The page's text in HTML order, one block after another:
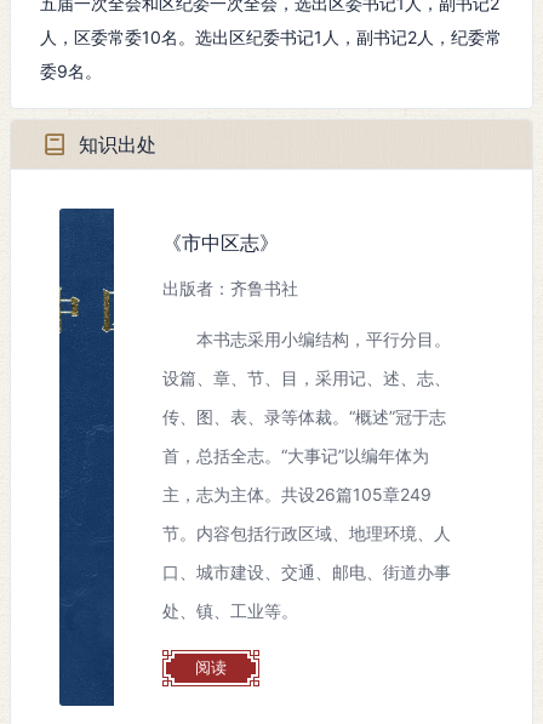
人，区委常委10名。选出区纪委书记1人，副书记2人，纪委常
委9名。
知识出处
《市中区志》
出版者：齐鲁书社
本书志采用小编结构，平行分目。
设篇、章、节、目，采用记、述、志、
传、图、表、录等体裁。“概述”冠于志
首，总括全志。“大事记”以编年体为
主，志为主体。共设26篇105章249
节。内容包括行政区域、地理环境、人
口、城市建设、交通、邮电、街道办事
处、镇、工业等。
阅读